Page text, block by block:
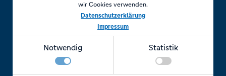
wir Cookies verwenden.
Datenschutzerklärung
Impressum
Notwendig Statistik
Telefonisch
+49 7841 69 11880